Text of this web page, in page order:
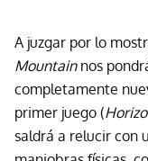
A juzgar por lo
Mountainnos
completamente
primer juego (
saldrá a relucir con